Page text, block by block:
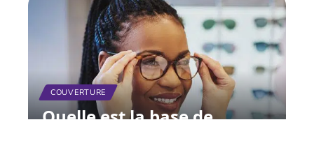
COUVERTURE
Quelle est la base de